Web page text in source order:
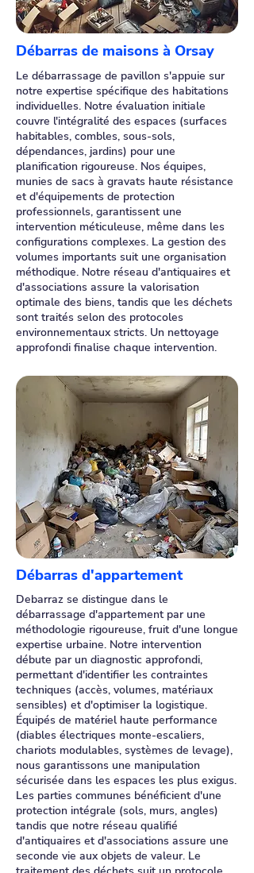
Débarras de maisons à Orsay
Le débarrassage de pavillon s'appuie sur
notre expertise spécifique des habitations
individuelles. Notre évaluation initiale
couvre l'intégralité des espaces (surfaces
habitables, combles, sous-sols,
dépendances, jardins) pour une
planification rigoureuse. Nos équipes,
munies de sacs à gravats haute résistance
et d'équipements de protection
professionnels, garantissent une
intervention méticuleuse, même dans les
configurations complexes. La gestion des
volumes importants suit une organisation
méthodique. Notre réseau d'antiquaires et
d'associations assure la valorisation
optimale des biens, tandis que les déchets
sont traités selon des protocoles
environnementaux stricts. Un nettoyage
approfondi finalise chaque intervention.
Débarras d'appartement
Debarraz se distingue dans le
débarrassage d'appartement par une
méthodologie rigoureuse, fruit d'une longue
expertise urbaine. Notre intervention
débute par un diagnostic approfondi,
permettant d'identifier les contraintes
techniques (accès, volumes, matériaux
sensibles) et d'optimiser la logistique.
Équipés de matériel haute performance
(diables électriques monte-escaliers,
chariots modulables, systèmes de levage),
nous garantissons une manipulation
sécurisée dans les espaces les plus exigus.
Les parties communes bénéficient d'une
protection intégrale (sols, murs, angles)
tandis que notre réseau qualifié
d'antiquaires et d'associations assure une
seconde vie aux objets de valeur. Le